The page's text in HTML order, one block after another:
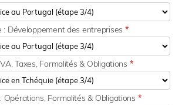
Développement des entreprises *
Taxes, Formalités & Obligations *
Opérations, Formalités & Obligations *